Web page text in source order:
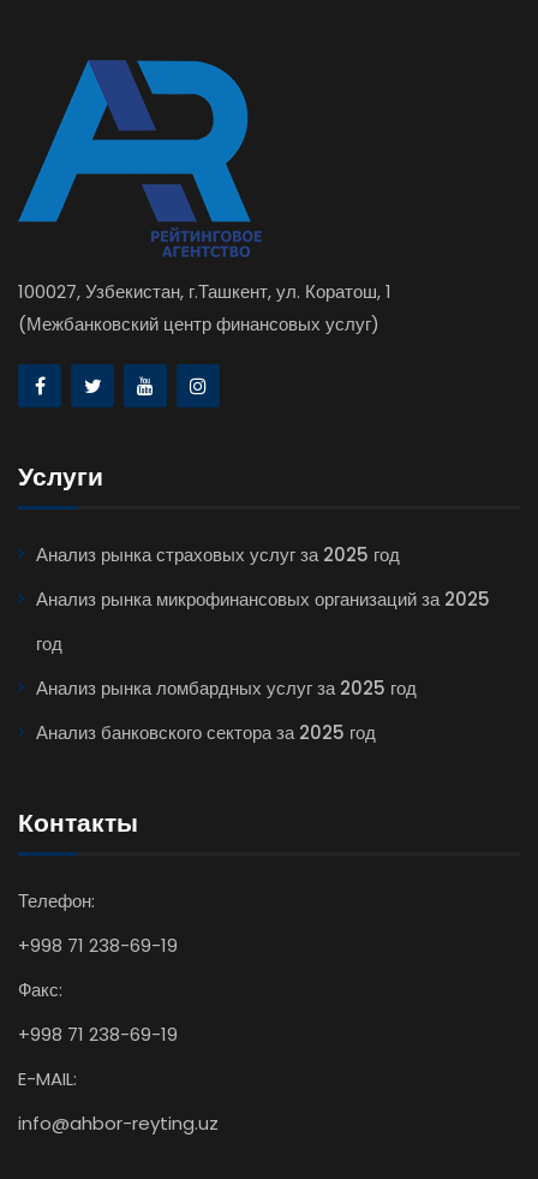
100027, Узбекистан, г.Ташкент, ул. Коратош, 1
(Межбанковский центр финансовых услуг)
Услуги
Анализ рынка страховых услуг за 2025 год
Анализ рынка микрофинансовых организаций за 2025
год
Анализ рынка ломбардных услуг за 2025 год
Анализ банковского сектора за 2025 год
Контакты
Телефон:
+998 71 238-69-19
Факс:
+998 71 238-69-19
E-MAIL:
info@ahbor-reyting.uz